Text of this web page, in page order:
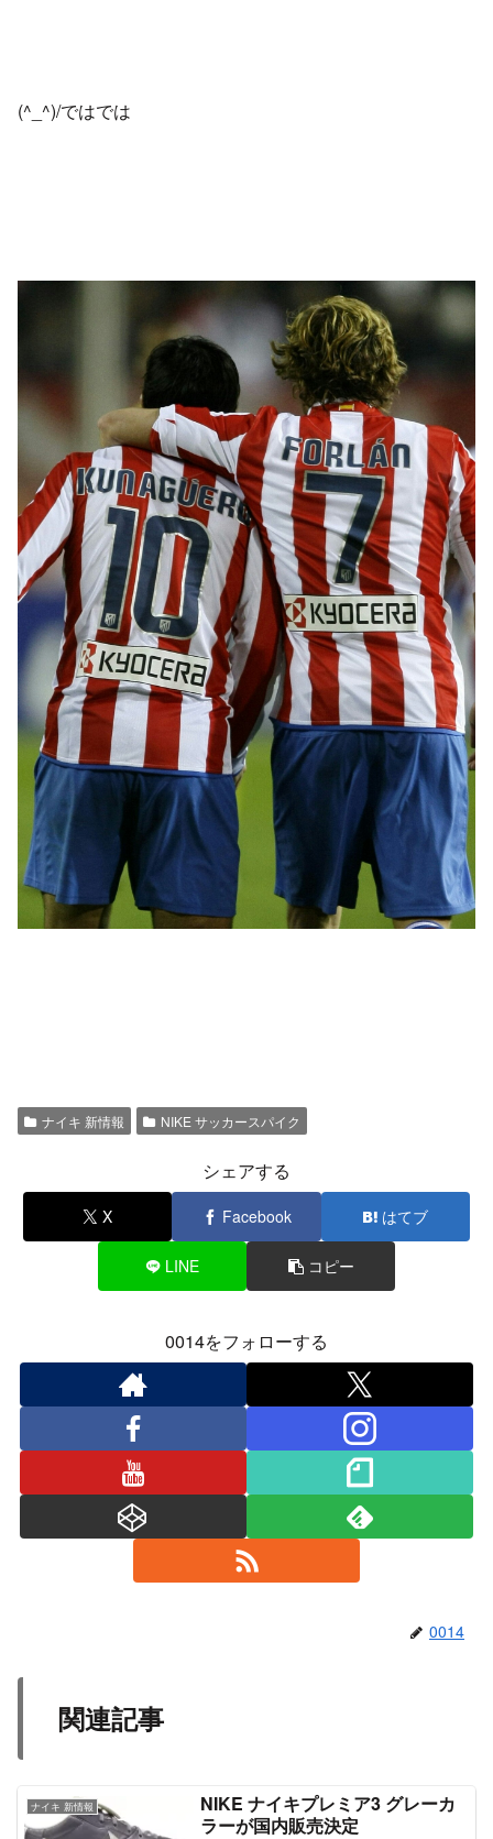
(^_^)/ではでは
ナイキ 新情報 NIKE サッカースパイク
シェアする
X Facebook はてブ
LINE コピー
0014をフォローする
0014
関連記事
ナイキ 新情報
NIKE ナイキプレミア3 グレーカ
ラーが国内販売決定